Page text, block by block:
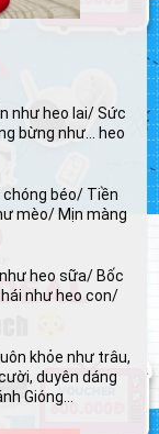
như heo lai/ Sức
bừng như… heo
chóng béo/ Tiền
mèo/ Mịn màng
heo sữa/ Bốc
như heo con/
khỏe như trâu,
duyên dáng
Gióng…